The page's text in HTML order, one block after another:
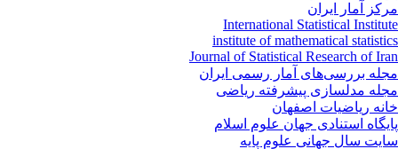
آمار ایران
International Statistical
institute of mathematical
Journal of Statistical Research of
بررسی‌های آمار رسمی ایران
مدلسازی پیشرفته ریاضی
ریاضیات اصفهان
استنادی جهان علوم اسلام
سال جهانی علوم پایه